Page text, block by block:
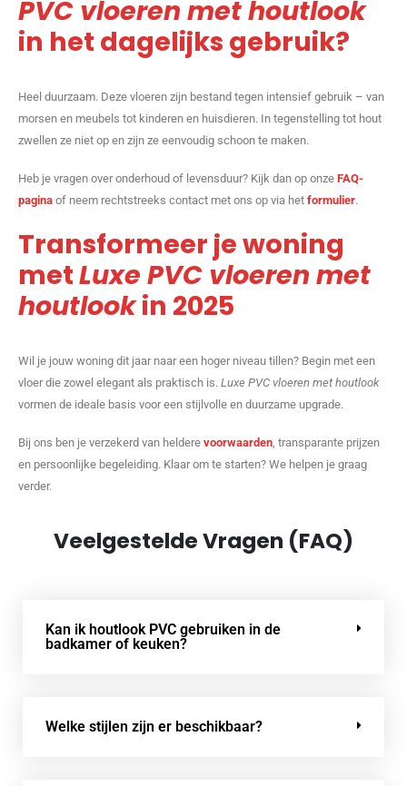
PVC vloeren met houtlook
in het dagelijks gebruik?
Heel duurzaam. Deze vloeren zijn bestand tegen intensief gebruik – van
morsen en meubels tot kinderen en huisdieren. In tegenstelling tot hout
zwellen ze niet op en zijn ze eenvoudig schoon te maken.
Heb je vragen over onderhoud of levensduur? Kijk dan op onze FAQ-
pagina of neem rechtstreeks contact met ons op via het formulier.
Transformeer je woning
metLuxe PVC vloeren met
houtlookin 2025
Wil je jouw woning dit jaar naar een hoger niveau tillen? Begin met een
vloer die zowel elegant als praktisch is. Luxe PVC vloeren met houtlook
vormen de ideale basis voor een stijlvolle en duurzame upgrade.
Bij ons ben je verzekerd van heldere voorwaarden, transparante prijzen
en persoonlijke begeleiding. Klaar om te starten? We helpen je graag
verder.
Veelgestelde Vragen (FAQ)
Kan ik houtlook PVC gebruiken in de
badkamer of keuken?
Welke stijlen zijn er beschikbaar?